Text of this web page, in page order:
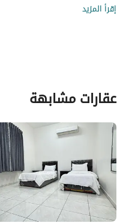
إقرأ المزيد
عقارات مشابهة